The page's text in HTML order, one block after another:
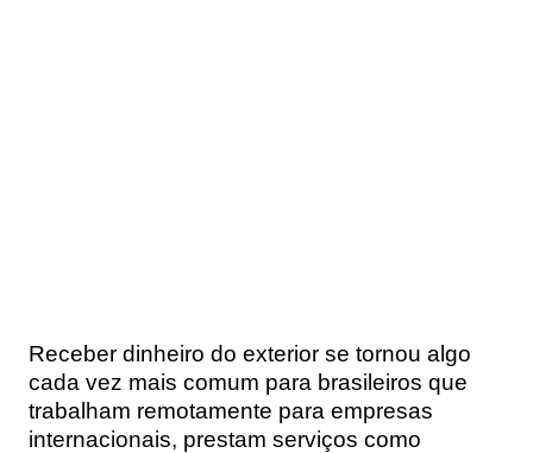
Receber dinheiro do exterior se tornou algo
cada vez mais comum para brasileiros que
trabalham remotamente para empresas
internacionais, prestam serviços como